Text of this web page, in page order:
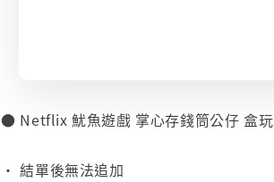
● Netflix 魷魚遊戲 掌心存錢筒公仔 盒玩
• 結單後無法追加